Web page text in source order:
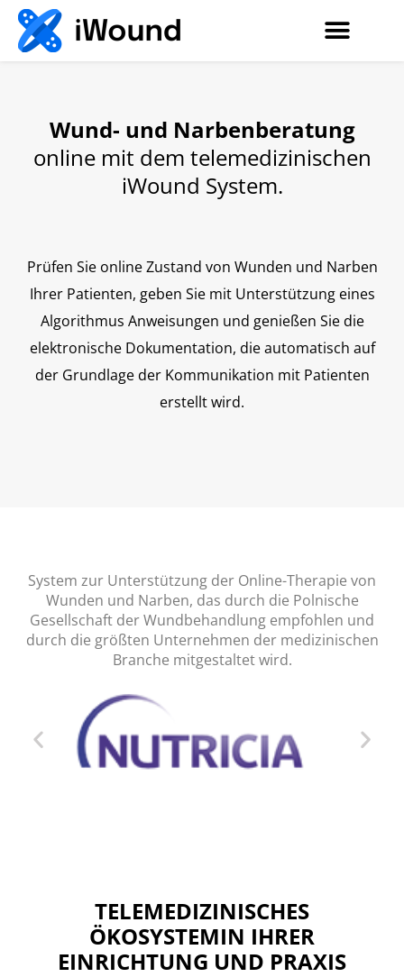
Wund- und Narbenberatung
online mit dem telemedizinischen
iWound System.
Prüfen Sie online Zustand von Wunden und Narben
Ihrer Patienten, geben Sie mit Unterstützung eines
Algorithmus Anweisungen und genießen Sie die
elektronische Dokumentation, die automatisch auf
der Grundlage der Kommunikation mit Patienten
erstellt wird.
System zur Unterstützung der Online-Therapie von
Wunden und Narben, das durch die Polnische
Gesellschaft der Wundbehandlung empfohlen und
durch die größten Unternehmen der medizinischen
Branche mitgestaltet wird.
TELEMEDIZINISCHES
ÖKOSYSTEMIN IHRER
EINRICHTUNG UND PRAXIS